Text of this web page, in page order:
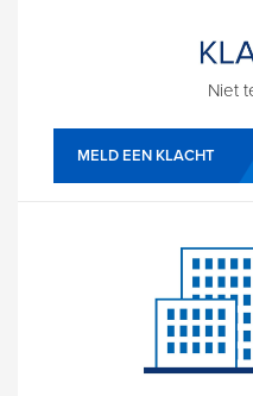
Niet
MELD EEN KLACHT